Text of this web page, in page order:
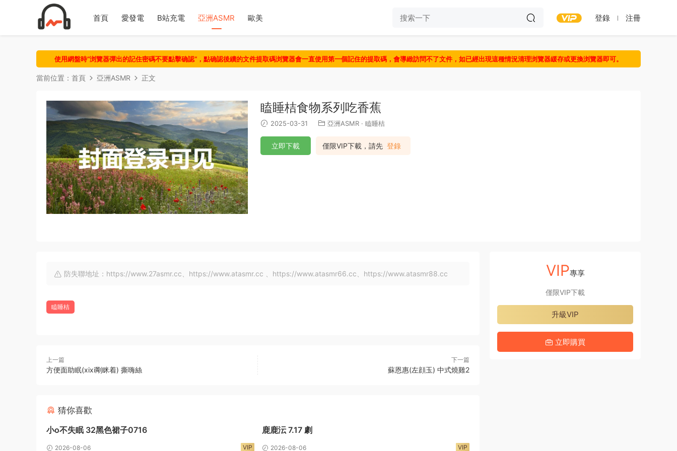
首頁 愛發電 B站充電 亞洲ASMR 歐美 登錄 注冊
使用網盤時“浏覽器彈出的記住密碼不要點擊确認“，點确認後續的文件提取碼浏覽器會一直使用第一個記住的提取碼，會導緻訪問不了文件，如已經出現這種情況清理浏覽器緩存或更換浏覽器即可。
當前位置： 首頁 亞洲ASMR 正文
瞌睡桔食物系列吃香蕉
2025-03-31 亞洲ASMR · 瞌睡桔
僅限VIP下載，請先 登錄
立即下載
防失聯地址：https://www.27asmr.cc、https://www.atasmr.cc 、https://www.atasmr66.cc、https://www.atasmr88.cc
瞌睡桔
上一篇
方便面助眠(xixi剛眯着) 撕嗨絲
下一篇
蘇恩惠(左顔玉) 中式燒雞2
猜你喜歡
小o不失眠 32黑色裙子0716
2026-08-06 VIP
鹿鹿沄 7.17 劇
2026-08-06 VIP
VIP專享
僅限VIP下載
升級VIP
立即購買